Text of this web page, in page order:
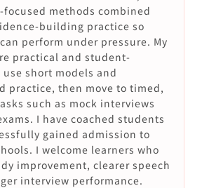
focused methods combined
building practice so
perform under pressure. My
practical and student-
short models and
practice, then move to timed,
such as mock interviews
I have coached students
gained admission to
I welcome learners who
improvement, clearer speech
interview performance.